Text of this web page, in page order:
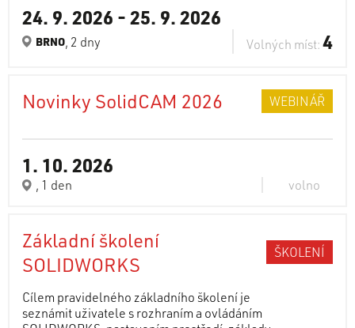
24. 9. 2026 -25. 9. 2026
BRNO, 2 dny Volných míst:4
Novinky SolidCAM 2026 WEBINÁŘ
1. 10. 2026
, 1 den volno
Základní školení
SOLIDWORKS
ŠKOLENÍ
Cílem pravidelného základního školení je
seznámit uživatele s rozhraním a ovládáním